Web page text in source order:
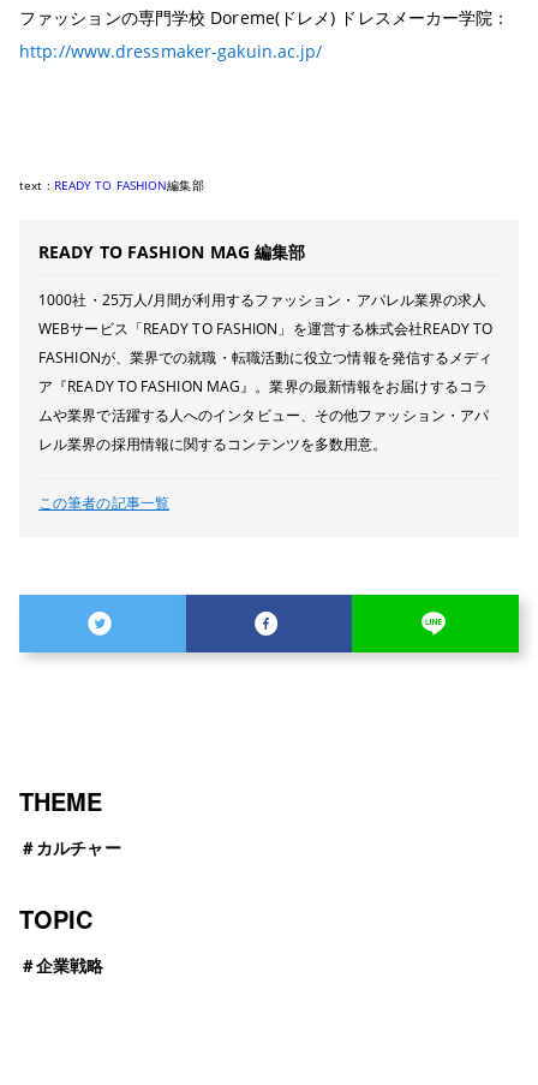
ファッションの専門学校 Doreme(ドレメ) ドレスメーカー学院：
http://www.dressmaker-gakuin.ac.jp/
text : READY TO FASHION編集部
READY TO FASHION MAG 編集部
1000社・25万人/月間が利用するファッション・アパレル業界の求人
WEBサービス「READY TO FASHION」を運営する株式会社READY TO
FASHIONが、業界での就職・転職活動に役立つ情報を発信するメディ
ア『READY TO FASHION MAG』。業界の最新情報をお届けするコラ
ムや業界で活躍する人へのインタビュー、その他ファッション・アパ
レル業界の採用情報に関するコンテンツを多数用意。
この筆者の記事一覧
THEME
＃カルチャー
TOPIC
＃企業戦略